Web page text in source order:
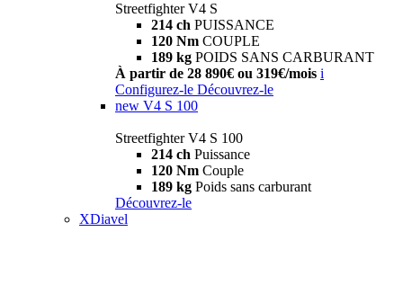
Streetfighter V4 S
214 ch PUISSANCE
120 Nm COUPLE
189 kg POIDS SANS CARBURANT
À partir de 28 890€ ou 319€/mois i
Configurez-le Découvrez-le
new V4 S 100
Streetfighter V4 S 100
214 ch Puissance
120 Nm Couple
189 kg Poids sans carburant
Découvrez-le
XDiavel